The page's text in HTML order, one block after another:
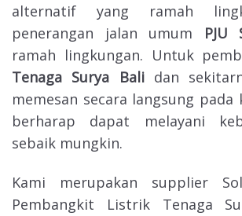
alternatif yang ramah
penerangan jalan umum PJU
ramah lingkungan. Untuk
Tenaga Surya Balidan
memesan secara langsung pada
berharap dapat melayani
sebaik mungkin.
Kami merupakan supplier
Pembangkit Listrik Tenaga